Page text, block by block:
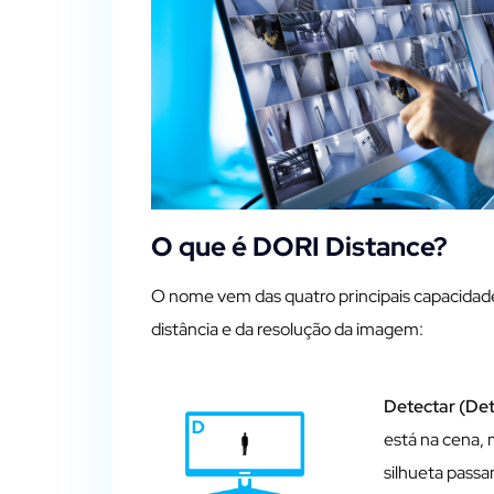
O que é DORI Distance?
O nome vem das quatro principais
distância e da resolução da imagem:
Detectar
está na cena,
silhueta